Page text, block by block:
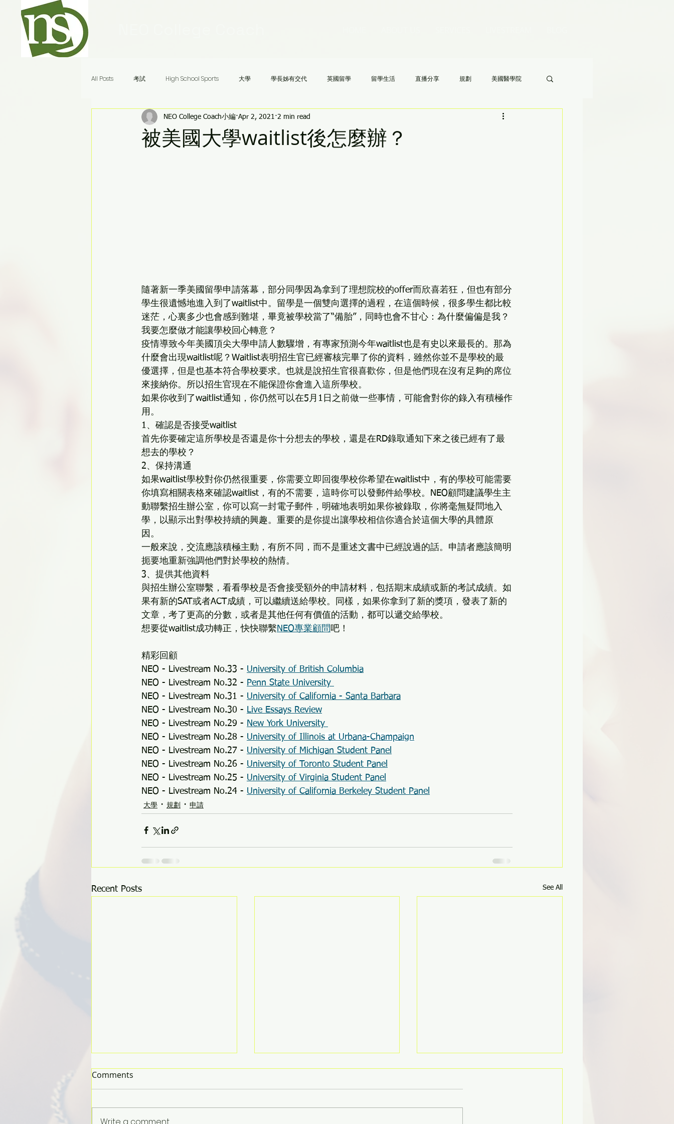
All Posts 考試 High School Sports 大學 學長姊有交代 英國留學 留學生活 直播分享 規劃 美國醫學院
Ivy League Schools 申請 美國高中 NCAA 文理學院 《Audrey 老師的八分鐘家長答疑》
被美國大學waitlist後怎麼辦？
NEO College Coach小編 Apr 2, 2021 2 min read
隨著新一季美國留學申請落幕，部分同學因為拿到了理想院校的offer而欣喜若狂，但也有部分
學生很遺憾地進入到了waitlist中。留學是一個雙向選擇的過程，在這個時候，很多學生都比較
迷茫，心裏多少也會感到難堪，畢竟被學校當了“備胎”，同時也會不甘心：為什麼偏偏是我？
我要怎麼做才能讓學校回心轉意？
疫情導致今年美國頂尖大學申請人數驟增，有專家預測今年waitlist也是有史以來最長的。那為
什麼會出現waitlist呢？Waitlist表明招生官已經審核完畢了你的資料，雖然你並不是學校的最
優選擇，但是也基本符合學校要求。也就是說招生官很喜歡你，但是他們現在沒有足夠的席位
來接納你。所以招生官現在不能保證你會進入這所學校。
如果你收到了waitlist通知，你仍然可以在5月1日之前做一些事情，可能會對你的錄入有積極作
用。
1、確認是否接受waitlist
首先你要確定這所學校是否還是你十分想去的學校，還是在RD錄取通知下來之後已經有了最
想去的學校？
2、保持溝通
如果waitlist學校對你仍然很重要，你需要立即回復學校你希望在waitlist中，有的學校可能需要
你填寫相關表格來確認waitlist，有的不需要，這時你可以發郵件給學校。NEO顧問建議學生主
動聯繫招生辦公室，你可以寫一封電子郵件，明確地表明如果你被錄取，你將毫無疑問地入
學，以顯示出對學校持續的興趣。重要的是你提出讓學校相信你適合於這個大學的具體原
因。
一般來說，交流應該積極主動，有所不同，而不是重述文書中已經說過的話。申請者應該簡明
扼要地重新強調他們對於學校的熱情。
3、提供其他資料
與招生辦公室聯繫，看看學校是否會接受額外的申請材料，包括期末成績或新的考試成績。如
果有新的SAT或者ACT成績，可以繼續送給學校。同樣，如果你拿到了新的獎項，發表了新的
文章，考了更高的分數，或者是其他任何有價值的活動，都可以遞交給學校。
想要從waitlist成功轉正，快快聯繫 NEO專業顧問吧！
精彩回顧
NEO - Livestream No.33 - University of British Columbia
NEO - Livestream No.32 - Penn State University
NEO - Livestream No.31 - University of California - Santa Barbara
NEO - Livestream No.30 - Live Essays Review
NEO - Livestream No.29 - New York University
NEO - Livestream No.28 - University of Illinois at Urbana-Champaign
NEO - Livestream No.27 - University of Michigan Student Panel
NEO - Livestream No.26 - University of Toronto Student Panel
NEO - Livestream No.25 - University of Virginia Student Panel
NEO - Livestream No.24 - University of California Berkeley Student Panel
大學 規劃 申請
Recent Posts See All
Comments